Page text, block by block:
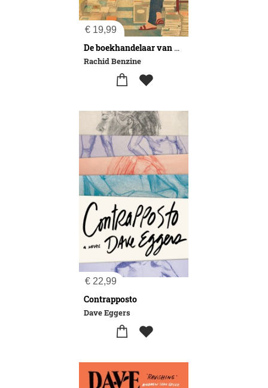
€ 19,99
De boekhandelaar van Gaza
Rachid Benzine
€ 22,99
Contrapposto
Dave Eggers